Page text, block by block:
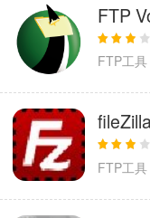
FTP
FTP工具
FTP工具